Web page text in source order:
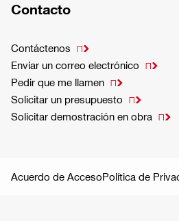
Contacto
Contáctenos 
Enviar un correo electrónico 
Pedir que me llamen 
Solicitar un presupuesto 
Solicitar demostración en obra 
Acuerdo de AccesoPolítica de